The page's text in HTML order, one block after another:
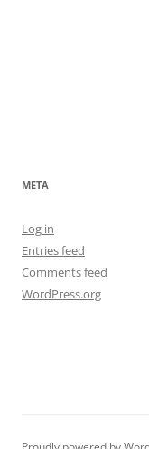
META
Log in
Entries feed
Comments feed
WordPress.org